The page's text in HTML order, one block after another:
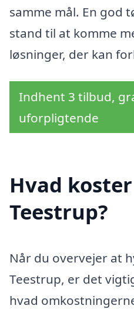
samme mål. En god
stand til at komme
løsninger, der kan
Indhent 3 tilbud,
uforpligtende
Hvad
Teestrup?
Når du overvejer at
Teestrup, er det
hvad